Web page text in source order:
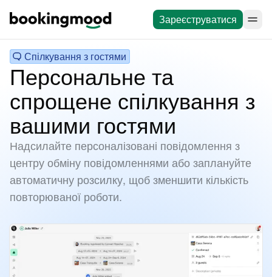
Зареєструватися
Спілкування з гостями
Персональне та
спрощене спілкування з
вашими гостями
Надсилайте персоналізовані повідомлення з
центру обміну повідомленнями або заплануйте
автоматичну розсилку, щоб зменшити кількість
повторюваної роботи.